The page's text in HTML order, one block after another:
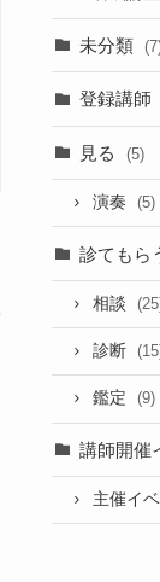
未分類
登録講師
見る (5)
演奏 (5)
診てもら
相談
診断
鑑定 (9)
講師開催
主催イ